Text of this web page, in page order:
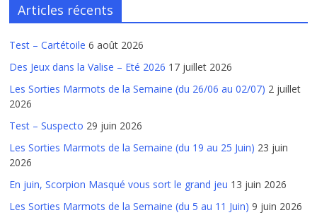
Articles récents
Test – Cartétoile 6 août 2026
Des Jeux dans la Valise – Eté 2026 17 juillet 2026
Les Sorties Marmots de la Semaine (du 26/06 au 02/07) 2 juillet
2026
Test – Suspecto 29 juin 2026
Les Sorties Marmots de la Semaine (du 19 au 25 Juin) 23 juin
2026
En juin, Scorpion Masqué vous sort le grand jeu 13 juin 2026
Les Sorties Marmots de la Semaine (du 5 au 11 Juin) 9 juin 2026